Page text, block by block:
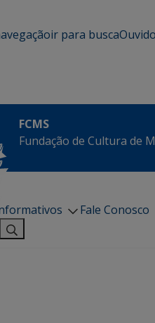
ir para busca
FCMS
Fundação de Cultura de
Fale Conosco